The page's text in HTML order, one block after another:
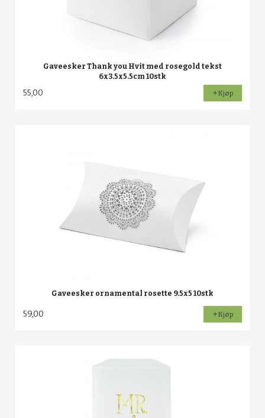
Gaveesker Thank you Hvit med rosegold tekst
6x3.5x5.5cm 10stk
55,00 Kjøp
Gaveesker ornamental rosette 9.5x5 10stk
59,00 Kjøp